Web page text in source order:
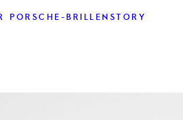
PORSCHE-BRILLENSTORY